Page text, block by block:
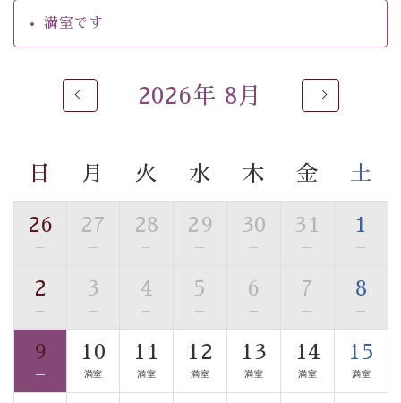
※男性大浴場までのご移動には階段がございます。 予め
ご了承のほどお願いいたします。
貸切温泉風呂
（40分2000円）
眺望はございませんが、源泉掛け流しの温泉の質を楽し
■諏訪大社4社を巡る無料参拝バス
豊富な知識を持ったドライバー兼ガイドが諏訪大社をご
は【3日前まで】にお電話ください。
※交通規制などにより運行できない日がございます
以上がプラン内容です。
上諏訪温泉“しんゆ”なら諏訪大社など歴史ある諏訪の街
満室です
2026年 8月
日 月 火 水 木 金 土
26
—
27
—
28
—
29
—
30
—
31
—
1
—
2
—
3
—
4
—
5
—
6
—
7
—
8
—
9
—
10
満室
11
満室
12
満室
13
満室
14
満室
15
満室